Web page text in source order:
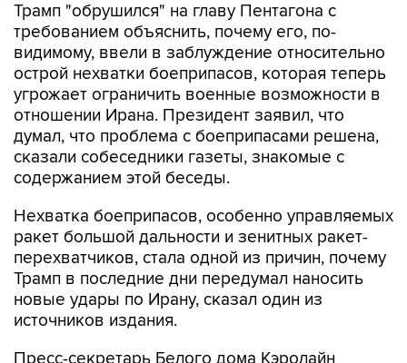
Трамп "обрушился" на главу Пентагона с
требованием объяснить, почему его, по-
видимому, ввели в заблуждение относительно
острой нехватки боеприпасов, которая теперь
угрожает ограничить военные возможности в
отношении Ирана. Президент заявил, что
думал, что проблема с боеприпасами решена,
сказали собеседники газеты, знакомые с
содержанием этой беседы.
Нехватка боеприпасов, особенно управляемых
ракет большой дальности и зенитных ракет-
перехватчиков, стала одной из причин, почему
Трамп в последние дни передумал наносить
новые удары по Ирану, сказал один из
источников издания.